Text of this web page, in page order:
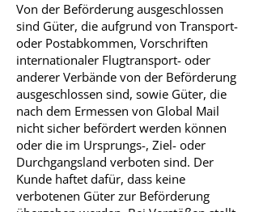
Von der Beförderung ausgeschlossen
sind Güter, die aufgrund von Transport-
oder Postabkommen, Vorschriften
internationaler Flugtransport- oder
anderer Verbände von der Beförderung
ausgeschlossen sind, sowie Güter, die
nach dem Ermessen von Global Mail
nicht sicher befördert werden können
oder die im Ursprungs-, Ziel- oder
Durchgangsland verboten sind. Der
Kunde haftet dafür, dass keine
verbotenen Güter zur Beförderung